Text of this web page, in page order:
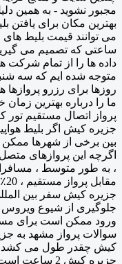
مجبور نشوید - به همین
بهترین مکان برای یافتن
می توانند قیمت بلیط
ساعتی که تصمیم می گیرید
داده ها را از تمام شرکت
متوجه شده ایم که سه
روزها برای رزرو پروازها
ما را درباره بهترین زمان
پرواز اتصال مستقیم
جزیره کیش اگر بلیط
بین برخی از شهرها
اگرچه این پروازهای
، به طور متوسط ،
جزیره کیش سفر بین
ورود ممکن است برای
سوالات پرواز مشهد به
کیش چقدر طول می کشد؟
جزیره کیش 2